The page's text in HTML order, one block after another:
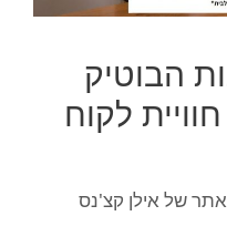
הבוטיק
לקוח
של אילן קצ'נס